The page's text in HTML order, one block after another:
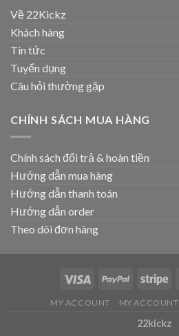
Về 22Kickz
Khách hàng
Tin tức
Tuyển dụng
Câu hỏi thường gặp
CHÍNH SÁCH MUA HÀNG
Chính sách đổi trả & hoàn tiền
Hướng dẫn mua hàng
Hướng dẫn thanh toán
Hướng dẫn order
Theo dõi đơn hàng
MY ACCOUNT MY ACCOUNT
22kickz